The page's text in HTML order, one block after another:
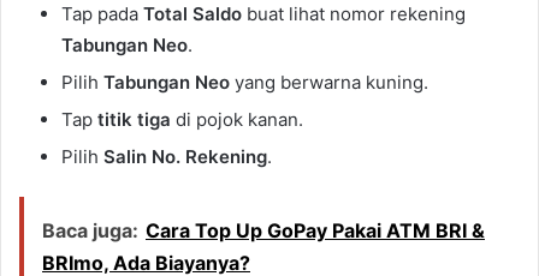
Tap pada Total Saldo buat lihat nomor rekening
Tabungan Neo.
Pilih Tabungan Neo yang berwarna kuning.
Tap titik tiga di pojok kanan.
Pilih Salin No. Rekening.
Baca juga: Cara Top Up GoPay Pakai ATM BRI &
BRImo, Ada Biayanya?